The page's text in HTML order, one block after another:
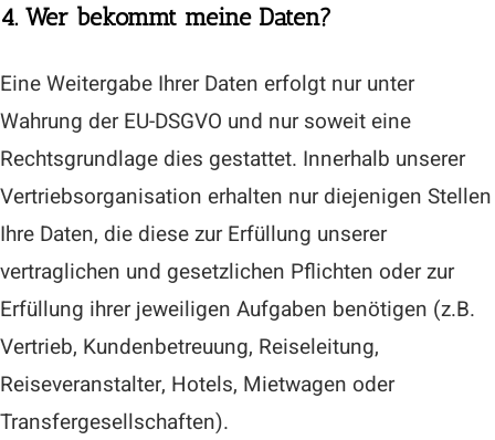
4. Wer bekommt meine Daten?
Eine Weitergabe Ihrer Daten erfolgt nur unter
Wahrung der EU-DSGVO und nur soweit eine
Rechtsgrundlage dies gestattet. Innerhalb unserer
Vertriebsorganisation erhalten nur diejenigen Stellen
Ihre Daten, die diese zur Erfüllung unserer
vertraglichen und gesetzlichen Pflichten oder zur
Erfüllung ihrer jeweiligen Aufgaben benötigen (z.B.
Vertrieb, Kundenbetreuung, Reiseleitung,
Reiseveranstalter, Hotels, Mietwagen oder
Transfergesellschaften).